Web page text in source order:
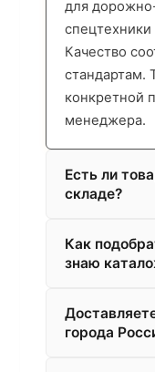
для
спецтехники
Качество
стандартам.
конкретной
менеджера.
Есть ли
складе?
Как
знаю
города